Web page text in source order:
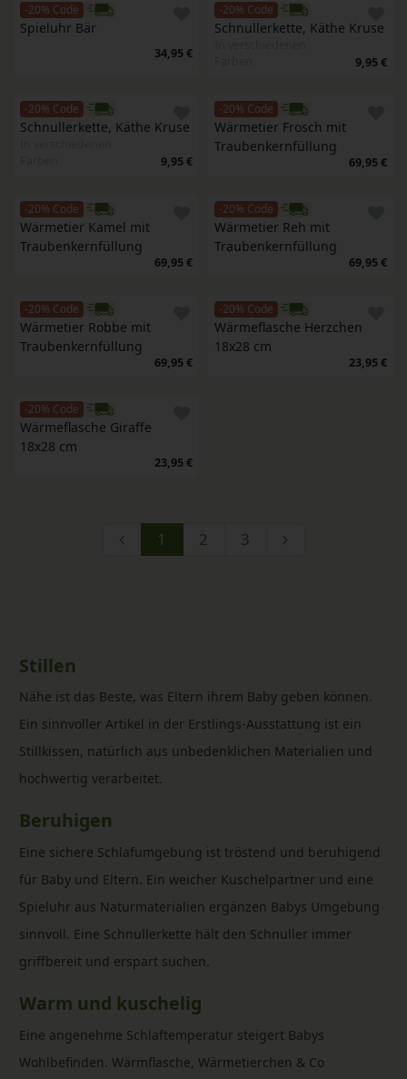
-20% Code
Spieluhr Bär
34,95 €
-20% Code
Schnullerkette, Käthe Kruse
9,95 €
-20% Code
Schnullerkette, Käthe Kruse
9,95 €
-20% Code
Wärmetier Frosch mit
Traubenkernfüllung
69,95 €
-20% Code
Wärmetier Kamel mit
Traubenkernfüllung
69,95 €
-20% Code
Wärmetier Reh mit
Traubenkernfüllung
69,95 €
-20% Code
Wärmetier Robbe mit
Traubenkernfüllung
69,95 €
-20% Code
Wärmeflasche Herzchen
18x28 cm
23,95 €
-20% Code
Wärmeflasche Giraffe
18x28 cm
23,95 €
1 2 3
Stillen
Nähe ist das Beste, was Eltern ihrem Baby geben können.
Ein sinnvoller Artikel in der Erstlings-Ausstattung ist ein
Stillkissen, natürlich aus unbedenklichen Materialien und
hochwertig verarbeitet.
Beruhigen
Eine sichere Schlafumgebung ist tröstend und beruhigend
für Baby und Eltern. Ein weicher Kuschelpartner und eine
Spieluhr aus Naturmaterialien ergänzen Babys Umgebung
sinnvoll. Eine Schnullerkette hält den Schnuller immer
griffbereit und erspart suchen.
Warm und kuschelig
Eine angenehme Schlaftemperatur steigert Babys
Wohlbefinden. Wärmflasche, Wärmetierchen & Co